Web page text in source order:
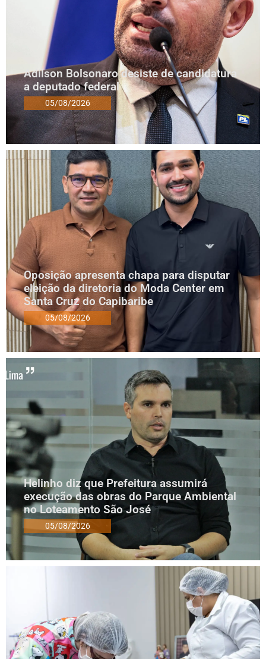
Adilson Bolsonaro desiste de candidatura
a deputado federal
05/08/2026
Oposição apresenta chapa para disputar
eleição da diretoria do Moda Center em
Santa Cruz do Capibaribe
05/08/2026
Helinho diz que Prefeitura assumirá
execução das obras do Parque Ambiental
no Loteamento São José
05/08/2026